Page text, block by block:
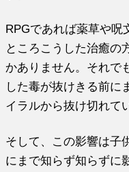
RPGであれば薬草や呪
ところこうした治癒の
かありません。それで
した毒が抜けきる前に
イラルから抜け切れて
そして、この影響は子
にまで知らず知らずに